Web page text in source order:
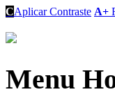
CAplicar Contraste A+
Menu